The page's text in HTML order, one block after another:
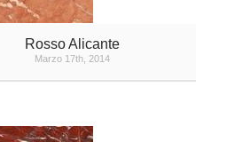
Rosso Alicante
Marzo 17th, 2014